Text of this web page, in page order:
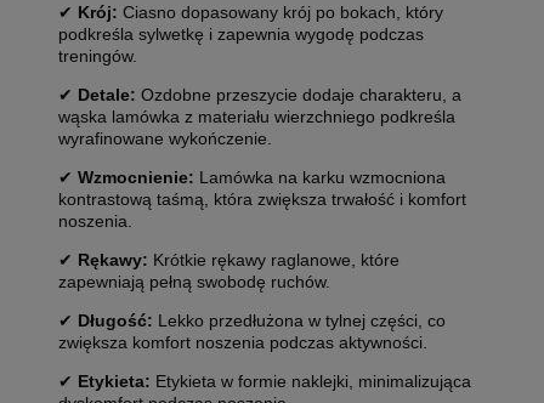
✔ Krój: Ciasno dopasowany krój po bokach, który
podkreśla sylwetkę i zapewnia wygodę podczas
treningów.
✔ Detale: Ozdobne przeszycie dodaje charakteru, a
wąska lamówka z materiału wierzchniego podkreśla
wyrafinowane wykończenie.
✔ Wzmocnienie: Lamówka na karku wzmocniona
kontrastową taśmą, która zwiększa trwałość i komfort
noszenia.
✔ Rękawy: Krótkie rękawy raglanowe, które
zapewniają pełną swobodę ruchów.
✔ Długość: Lekko przedłużona w tylnej części, co
zwiększa komfort noszenia podczas aktywności.
✔ Etykieta: Etykieta w formie naklejki, minimalizująca